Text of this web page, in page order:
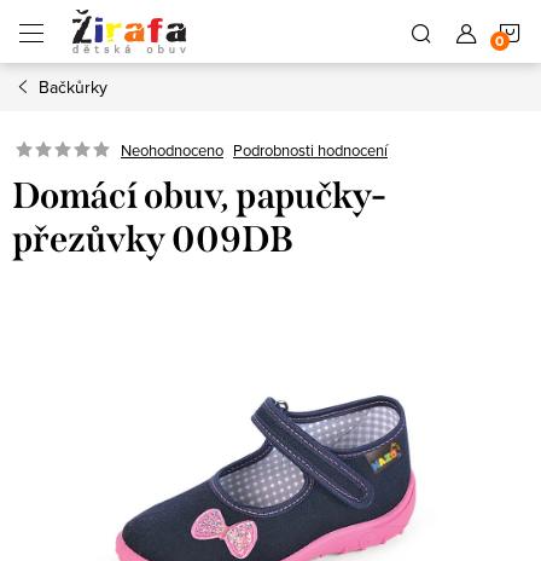
obsah
Bačkůrky
Neohodnoceno Podrobnosti hodnocení
Domácí obuv, papučky-
přezůvky 009DB